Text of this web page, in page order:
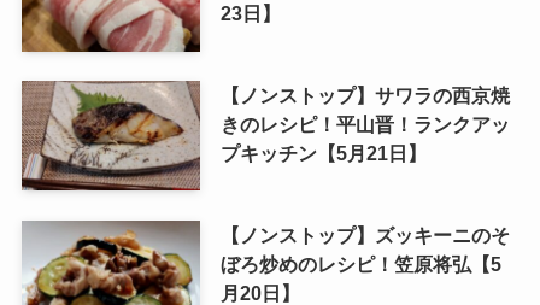
23日】
【ノンストップ】サワラの西京焼
きのレシピ！平山晋！ランクアッ
プキッチン【5月21日】
【ノンストップ】ズッキーニのそ
ぼろ炒めのレシピ！笠原将弘【5
月20日】